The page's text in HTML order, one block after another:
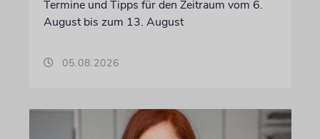
Termine und Tipps für den Zeitraum vom 6.
August bis zum 13. August
05.08.2026